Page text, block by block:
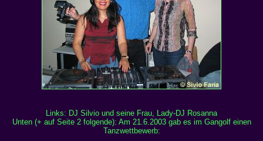
Links: DJ Silvio und seine Frau, Lady-DJ Rosanna
Unten (+ auf Seite 2 folgende): Am 21.6.2003 gab es im Gangolf einen
Tanzwettbewerb: